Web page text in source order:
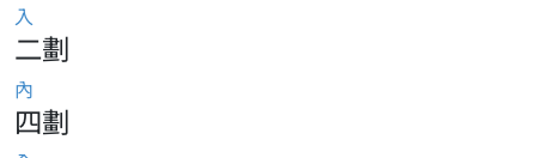
入
二劃
內
四劃